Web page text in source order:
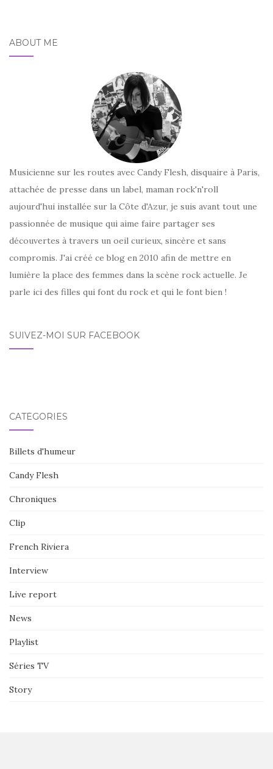
ABOUT ME
Musicienne sur les routes avec Candy Flesh, disquaire à Paris,
attachée de presse dans un label, maman rock'n'roll
aujourd'hui installée sur la Côte d'Azur, je suis avant tout une
passionnée de musique qui aime faire partager ses
découvertes à travers un oeil curieux, sincère et sans
compromis. J'ai créé ce blog en 2010 afin de mettre en
lumière la place des femmes dans la scène rock actuelle. Je
parle ici des filles qui font du rock et qui le font bien !
SUIVEZ-MOI SUR FACEBOOK
CATÉGORIES
Billets d'humeur
Candy Flesh
Chroniques
Clip
French Riviera
Interview
Live report
News
Playlist
Séries TV
Story